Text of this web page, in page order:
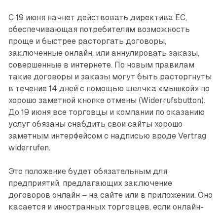
С 19 июня начнет действовать директива ЕС,
обеспечивающая потребителям возможность
проще и быстрее расторгать договоры,
заключенные онлайн, или аннулировать заказы,
совершенные в интернете. По новым правилам
такие договоры и заказы могут быть расторгнуты
в течение 14 дней с помощью щелчка «мышкой» по
хорошо заметной кнопке отмены (Widerrufsbutton).
До 19 июня все торговцы и компании по оказанию
услуг обязаны снабдить свои сайты хорошо
заметным интерфейсом с надписью ­вроде Vertrag
widerrufen.
Это положение будет обязательным для
предприятий, предлагающих заключение
договоров онлайн – на сайте или в приложении. Оно
касается и иностранных торговцев, если онлайн-